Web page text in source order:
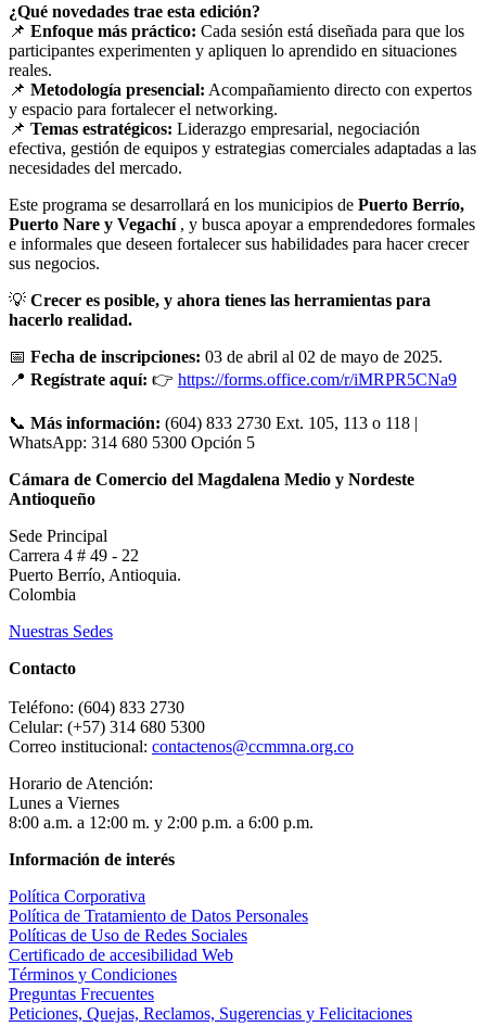
¿Qué novedades trae esta edición?
📌 Enfoque más práctico: Cada sesión está diseñada para que los
participantes experimenten y apliquen lo aprendido en situaciones
reales.
📌 Metodología presencial: Acompañamiento directo con expertos
y espacio para fortalecer el networking.
📌 Temas estratégicos: Liderazgo empresarial, negociación
efectiva, gestión de equipos y estrategias comerciales adaptadas a las
necesidades del mercado.
Este programa se desarrollará en los municipios de Puerto Berrío,
Puerto Nare y Vegachí, y busca apoyar a emprendedores formales
e informales que deseen fortalecer sus habilidades para hacer crecer
sus negocios.
💡 Crecer es posible, y ahora tienes las herramientas para
hacerlo realidad.
📅 Fecha de inscripciones: 03 de abril al 02 de mayo de 2025.
📍 Regístrate aquí: 👉 https://forms.office.com/r/iMRPR5CNa9
📞 Más información: (604) 833 2730 Ext. 105, 113 o 118 |
WhatsApp: 314 680 5300 Opción 5
Cámara de Comercio del Magdalena Medio y Nordeste
Antioqueño
Sede Principal
Carrera 4 # 49 - 22
Puerto Berrío, Antioquia.
Colombia
Nuestras Sedes
Contacto
Teléfono: (604) 833 2730
Celular: (+57) 314 680 5300
Correo institucional: contactenos@ccmmna.org.co
Horario de Atención:
Lunes a Viernes
8:00 a.m. a 12:00 m. y 2:00 p.m. a 6:00 p.m.
Información de interés
Política Corporativa
Política de Tratamiento de Datos Personales
Políticas de Uso de Redes Sociales
Certificado de accesibilidad Web
Términos y Condiciones
Preguntas Frecuentes
Peticiones, Quejas, Reclamos, Sugerencias y Felicitaciones